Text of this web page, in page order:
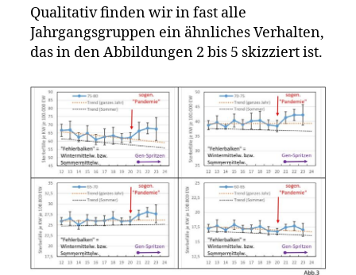
Qualitativ finden wir in fast alle
Jahrgangsgruppen ein ähnliches Verhalten,
das in den Abbildungen 2 bis 5 skizziert ist.